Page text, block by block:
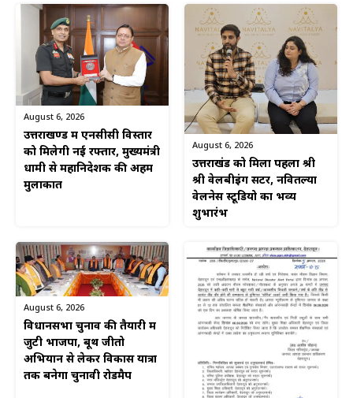
August 6, 2026
उत्तराखण्ड में एनसीसी विस्तार
को मिलेगी नई रफ्तार, मुख्यमंत्री
धामी से महानिदेशक की अहम
मुलाकात
August 6, 2026
उत्तराखंड को मिला पहला श्री
श्री वेलबीइंग सेंटर, नवितल्या
वेलनेस स्टूडियो का भव्य
शुभारंभ
August 6, 2026
विधानसभा चुनाव की तैयारी में
जुटी भाजपा, बूथ जीतो
अभियान से लेकर विकास यात्रा
तक बनेगा चुनावी रोडमैप